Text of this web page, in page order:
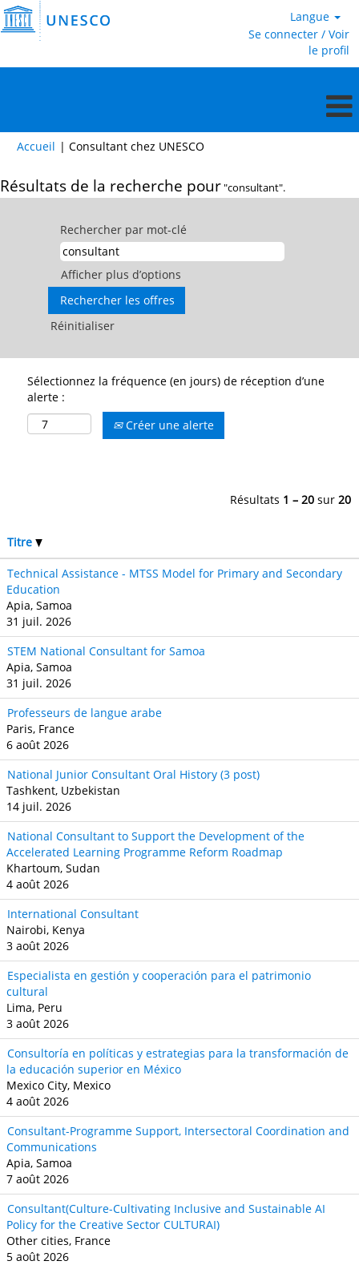
Langue
Se connecter / Voir
le profil
Accueil | Consultant chez UNESCO
Résultats de la recherche pour"consultant".
Rechercher par mot-clé
Afficher plus d’options
Réinitialiser
Sélectionnez la fréquence (en jours) de réception d’une
alerte :
Créer une alerte
Résultats 1 – 20 sur 20
Titre
Technical Assistance - MTSS Model for Primary and Secondary
Education
Apia, Samoa
31 juil. 2026
STEM National Consultant for Samoa
Apia, Samoa
31 juil. 2026
Professeurs de langue arabe
Paris, France
6 août 2026
National Junior Consultant Oral History (3 post)
Tashkent, Uzbekistan
14 juil. 2026
National Consultant to Support the Development of the
Accelerated Learning Programme Reform Roadmap
Khartoum, Sudan
4 août 2026
International Consultant
Nairobi, Kenya
3 août 2026
Especialista en gestión y cooperación para el patrimonio
cultural
Lima, Peru
3 août 2026
Consultoría en políticas y estrategias para la transformación de
la educación superior en México
Mexico City, Mexico
4 août 2026
Consultant-Programme Support, Intersectoral Coordination and
Communications
Apia, Samoa
7 août 2026
Consultant(Culture-Cultivating Inclusive and Sustainable AI
Policy for the Creative Sector CULTURAI)
Other cities, France
5 août 2026